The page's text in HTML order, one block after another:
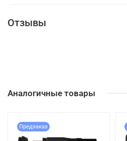
Отзывы
Аналогичные товары
Предзаказ